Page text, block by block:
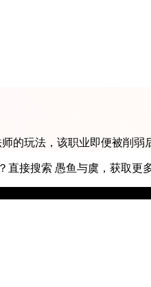
的玩法，该职业即便被削
极致输出？直接搜索 愚鱼与虞，获取